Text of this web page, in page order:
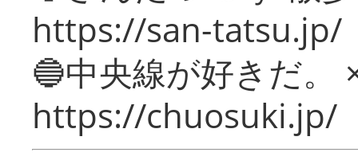
https://san-tatsu.jp/
🔵中央線が好きだ。
https://chuosuki.jp/